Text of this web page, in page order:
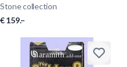
Stone collection
€ 159.–